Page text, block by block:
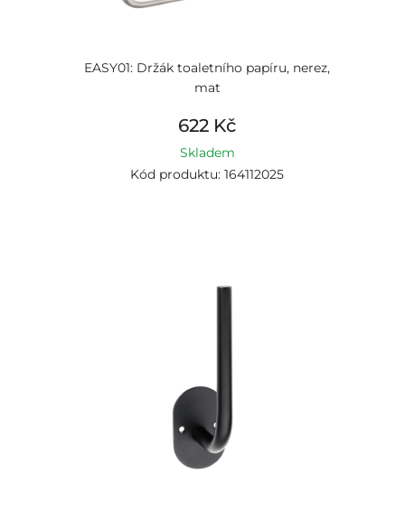
EASY01: Držák toaletního papíru, nerez,
mat
622 Kč
Skladem
Kód produktu: 164112025